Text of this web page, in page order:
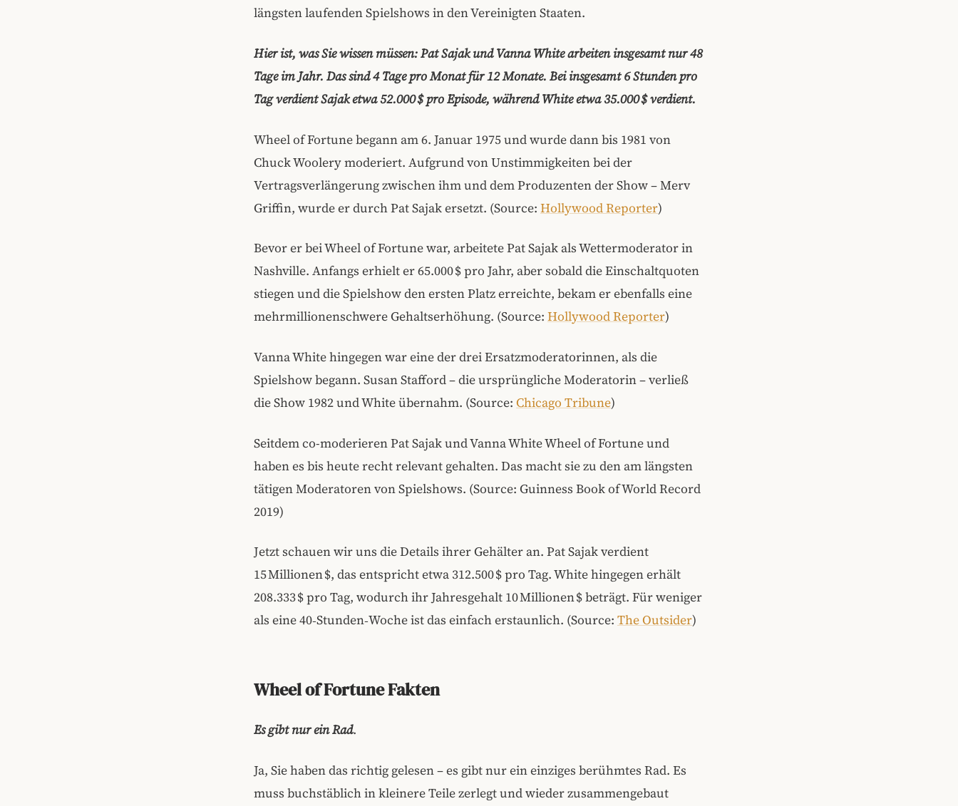
längsten laufenden Spielshows in den Vereinigten Staaten.
Hier ist, was Sie wissen müssen: Pat Sajak und Vanna White arbeiten insgesamt nur 48
Tage im Jahr. Das sind 4 Tage pro Monat für 12 Monate. Bei insgesamt 6 Stunden pro
Tag verdient Sajak etwa 52.000 $ pro Episode, während White etwa 35.000 $ verdient.
Wheel of Fortune begann am 6. Januar 1975 und wurde dann bis 1981 von
Chuck Woolery moderiert. Aufgrund von Unstimmigkeiten bei der
Vertragsverlängerung zwischen ihm und dem Produzenten der Show – Merv
Griffin, wurde er durch Pat Sajak ersetzt. (Source: Hollywood Reporter)
Bevor er bei Wheel of Fortune war, arbeitete Pat Sajak als Wettermoderator in
Nashville. Anfangs erhielt er 65.000 $ pro Jahr, aber sobald die Einschaltquoten
stiegen und die Spielshow den ersten Platz erreichte, bekam er ebenfalls eine
mehrmillionenschwere Gehaltserhöhung. (Source: Hollywood Reporter)
Vanna White hingegen war eine der drei Ersatzmoderatorinnen, als die
Spielshow begann. Susan Stafford – die ursprüngliche Moderatorin – verließ
die Show 1982 und White übernahm. (Source: Chicago Tribune)
Seitdem co-moderieren Pat Sajak und Vanna White Wheel of Fortune und
haben es bis heute recht relevant gehalten. Das macht sie zu den am längsten
tätigen Moderatoren von Spielshows. (Source: Guinness Book of World Record
2019)
Jetzt schauen wir uns die Details ihrer Gehälter an. Pat Sajak verdient
15 Millionen $, das entspricht etwa 312.500 $ pro Tag. White hingegen erhält
208.333 $ pro Tag, wodurch ihr Jahresgehalt 10 Millionen $ beträgt. Für weniger
als eine 40‑Stunden‑Woche ist das einfach erstaunlich. (Source: The Outsider)
Wheel of Fortune Fakten
Es gibt nur ein Rad.
Ja, Sie haben das richtig gelesen – es gibt nur ein einziges berühmtes Rad. Es
muss buchstäblich in kleinere Teile zerlegt und wieder zusammengebaut